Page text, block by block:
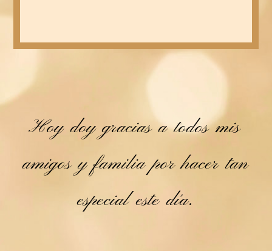
Hoy doy gracias a todos mis
amigos y familia por hacer tan
especial este día.